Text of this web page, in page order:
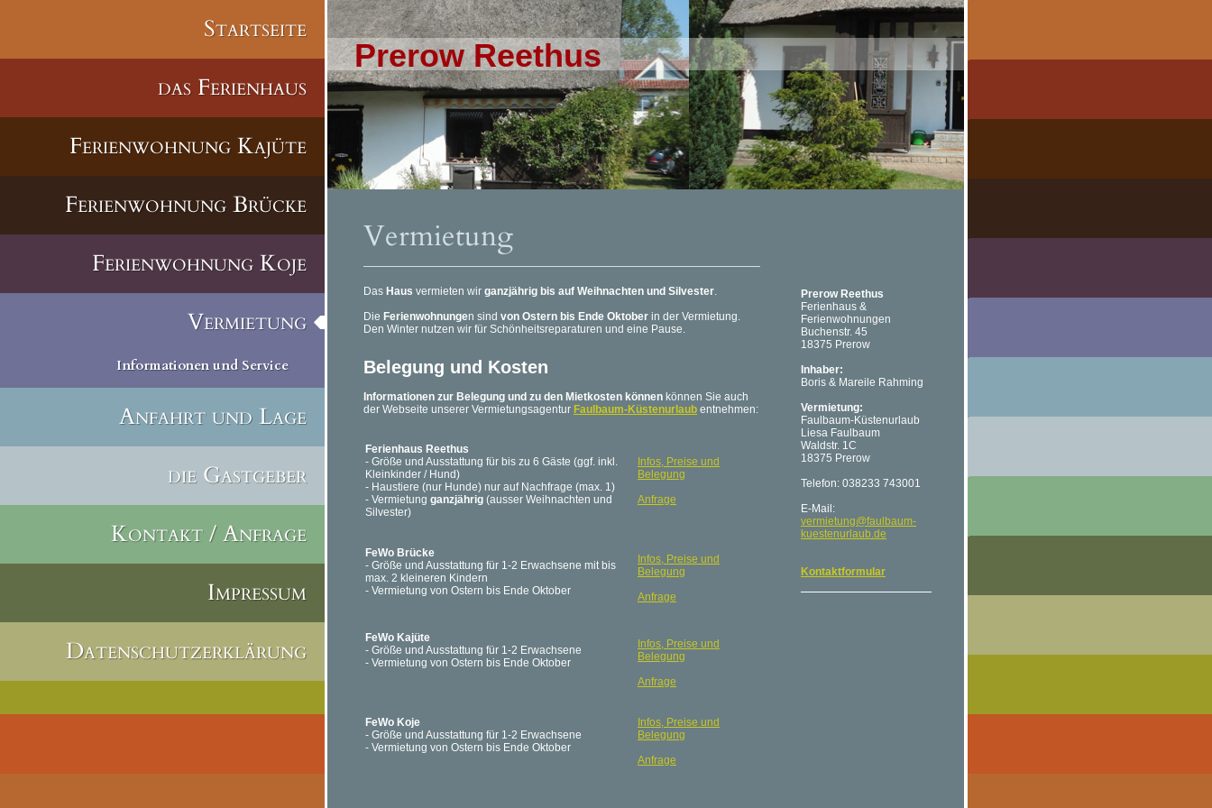
Startseite
das Ferienhaus
Ferienwohnung Kajüte
Ferienwohnung Brücke
Ferienwohnung Koje
Vermietung
Informationen und Service
Anfahrt und Lage
die Gastgeber
Kontakt / Anfrage
Impressum
Datenschutzerklärung
Prerow Reethus
Vermietung
Das Haus vermieten wir ganzjährig bis auf Weihnachten und Silvester.
Die Ferienwohnungen sind von Ostern bis Ende Oktober in der Vermietung.
Den Winter nutzen wir für Schönheitsreparaturen und eine Pause.
Belegung und Kosten
Informationen zur Belegung und zu den Mietkosten können können Sie auch
der Webseite unserer Vermietungsagentur Faulbaum-Küstenurlaub entnehmen:
Ferienhaus Reethus
- Größe und Ausstattung für bis zu 6 Gäste (ggf. inkl.
Kleinkinder / Hund)
- Haustiere (nur Hunde) nur auf Nachfrage (max. 1)
- Vermietung ganzjährig (ausser Weihnachten und
Silvester)
Infos, Preise und
Belegung
Anfrage
FeWo Brücke
- Größe und Ausstattung für 1-2 Erwachsene mit bis
max. 2 kleineren Kindern
- Vermietung von Ostern bis Ende Oktober
Infos, Preise und
Belegung
Anfrage
FeWo Kajüte
- Größe und Ausstattung für 1-2 Erwachsene
- Vermietung von Ostern bis Ende Oktober
Infos, Preise und
Belegung
Anfrage
FeWo Koje
- Größe und Ausstattung für 1-2 Erwachsene
- Vermietung von Ostern bis Ende Oktober
Infos, Preise und
Belegung
Anfrage
Prerow Reethus
Ferienhaus &
Ferienwohnungen
Buchenstr. 45
18375 Prerow
Inhaber:
Boris & Mareile Rahming
Vermietung:
Faulbaum-Küstenurlaub
Liesa Faulbaum
Waldstr. 1C
18375 Prerow
Telefon: 038233 743001
E-Mail:
vermietung@faulbaum-
kuestenurlaub.de
Kontaktformular